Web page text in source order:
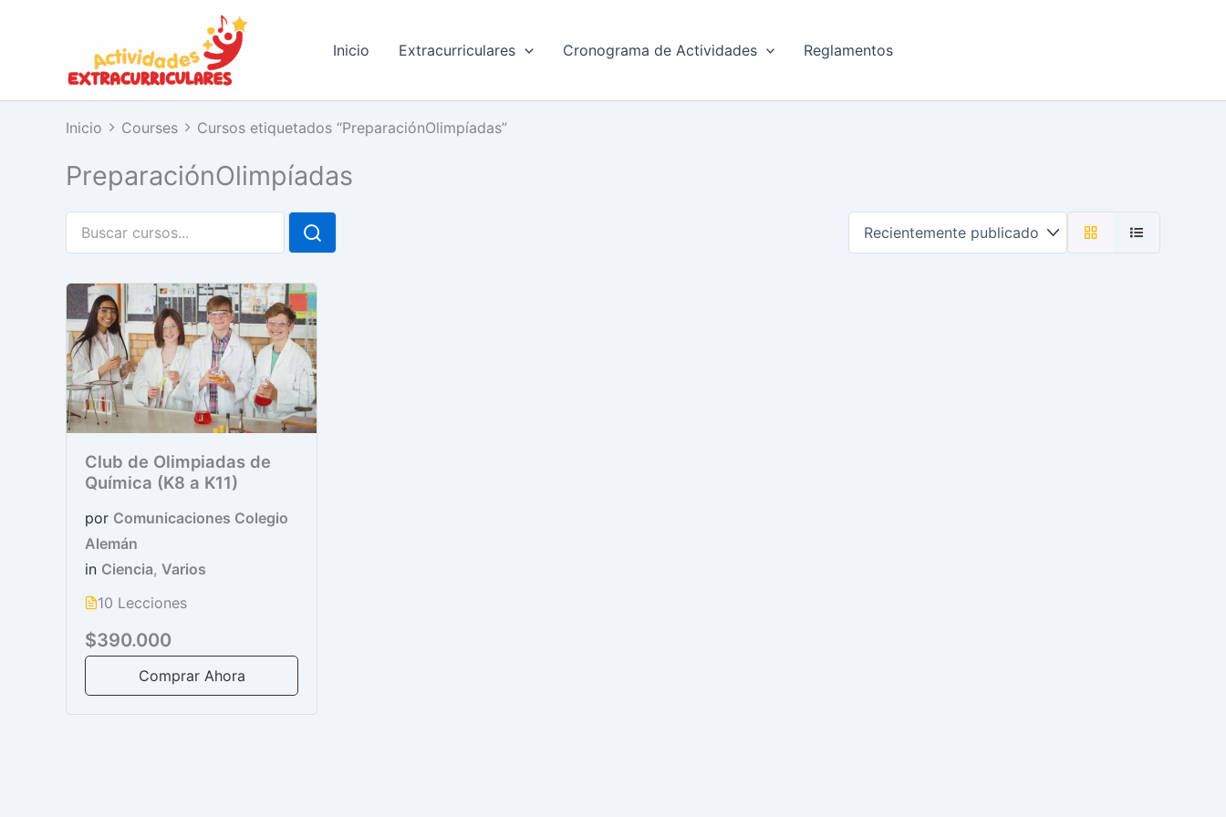
Inicio Extracurriculares Cronograma de Actividades Reglamentos
Inicio Courses Cursos etiquetados “PreparaciónOlimpíadas”
PreparaciónOlimpíadas
Club de Olimpiadas de
Química (K8 a K11)
por Comunicaciones Colegio
Alemán
in Ciencia, Varios
10 Lecciones
$390.000
Comprar Ahora